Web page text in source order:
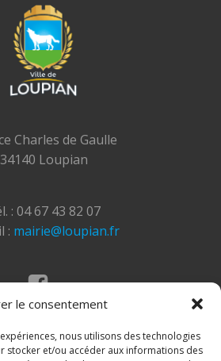
le consentement
nous utilisons des technologies
stocker et/ou accéder aux informations des
Charles de Gaulle
34140 Loupian
: 04 67 43 82 07
: mairie@loupian.fr